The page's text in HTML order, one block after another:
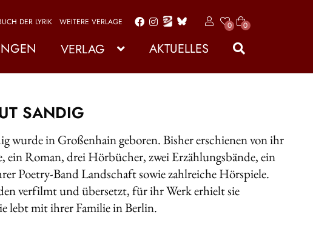
DER LYRIK WEITERE VERLAGE 0
0
ike
l
Zur
springen
Zum
springen
VERLAG AKTUELLES
SANDIG
wurde in Großenhain geboren. Bisher erschienen von ihr
Roman, drei Hörbücher, zwei Erzählungsbände, ein
Poetry-Band Landschaft sowie zahlreiche Hörspiele.
verfilmt und übersetzt, für ihr Werk erhielt sie
lebt mit ihrer Familie in Berlin.